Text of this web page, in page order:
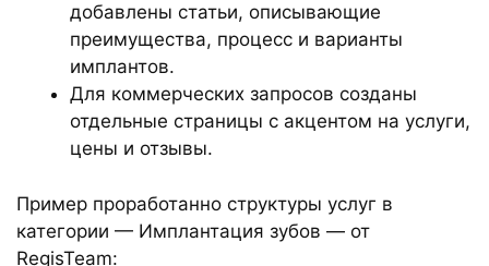
добавлены статьи, описывающие
преимущества, процесс и варианты
имплантов.
Для коммерческих запросов созданы
отдельные страницы с акцентом на услуги,
цены и отзывы.
Пример проработанно структуры услуг в
категории — Имплантация зубов — от
RegisTeam: